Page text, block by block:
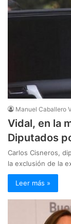
Manuel Caballero
Vidal, en la
Diputados
Carlos Cisneros,
la exclusión de la
Leer más »